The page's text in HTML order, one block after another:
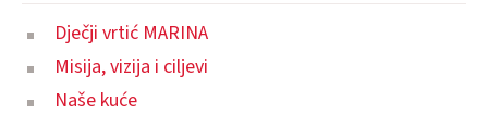
Dječji vrtić MARINA
Misija, vizija i ciljevi
Naše kuće